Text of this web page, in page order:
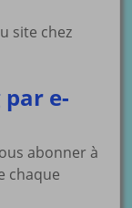
site chez
e-
abonner à
chaque